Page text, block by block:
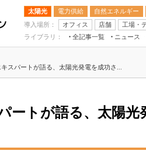
太陽光 電力供給 自然エネルギー
導入場所：
オフィス 店舗 工場・
ライブラリ：
全記事一覧 ニュース
スパートが語る、太陽光発電を成功さ...
ートが語る、太陽光